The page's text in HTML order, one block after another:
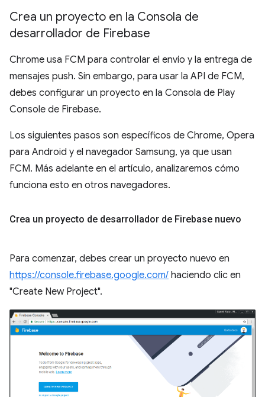
Crea un proyecto en la Consola de
desarrollador de Firebase
Chrome usa FCM para controlar el envío y la entrega de
mensajes push. Sin embargo, para usar la API de FCM,
debes configurar un proyecto en la Consola de Play
Console de Firebase.
Los siguientes pasos son específicos de Chrome, Opera
para Android y el navegador Samsung, ya que usan
FCM. Más adelante en el artículo, analizaremos cómo
funciona esto en otros navegadores.
Crea un proyecto de desarrollador de Firebase nuevo
Para comenzar, debes crear un proyecto nuevo en
https://console.firebase.google.com/ haciendo clic en
"Create New Project".